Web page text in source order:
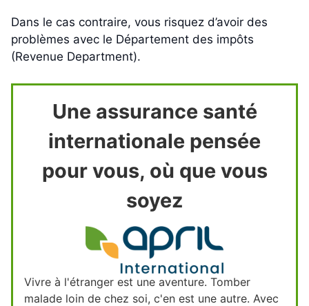
Dans le cas contraire, vous risquez d’avoir des
problèmes avec le Département des impôts
(Revenue Department).
Une assurance santé
internationale pensée
pour vous, où que vous
soyez
Vivre à l'étranger est une aventure. Tomber
malade loin de chez soi, c'en est une autre. Avec